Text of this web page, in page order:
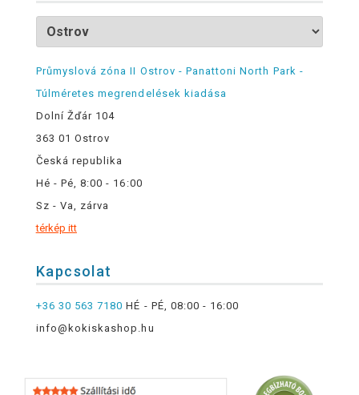
Průmyslová zóna II Ostrov - Panattoni North Park -
Túlméretes megrendelések kiadása
Dolní Žďár 104
363 01 Ostrov
Česká republika
Hé - Pé, 8:00 - 16:00
Sz - Va, zárva
térkép itt
Kapcsolat
+36 30 563 7180 HÉ - PÉ, 08:00 - 16:00
info@kokiskashop.hu